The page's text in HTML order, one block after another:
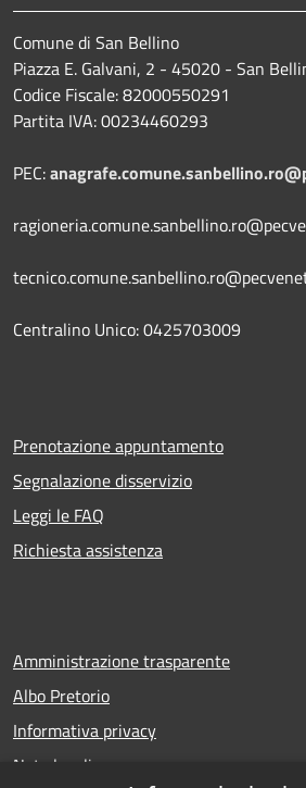
Comune di San Bellino
Piazza E. Galvani, 2 - 45020 - San
Codice Fiscale: 82000550291
Partita IVA: 00234460293
PEC:
Centralino Unico: 0425703009
Prenotazione appuntamento
Segnalazione disservizio
Leggi le FAQ
Richiesta assistenza
Amministrazione trasparente
Albo Pretorio
Informativa privacy
Note legali